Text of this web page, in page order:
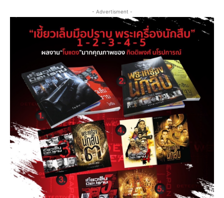
- Advertisment -